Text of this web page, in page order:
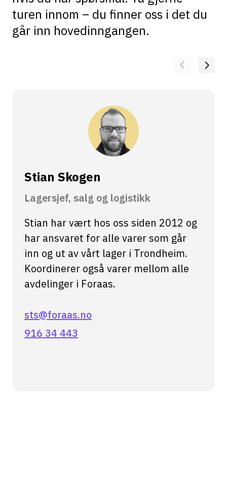
turen innom – du finner oss i det du
går inn hovedinngangen.
Stian Skogen
Lagersjef, salg og logistikk
Stian har vært hos oss siden 2012 og
har ansvaret for alle varer som går
inn og ut av vårt lager i Trondheim.
Koordinerer også varer mellom alle
avdelinger i Foraas.
sts@foraas.no
916 34 443